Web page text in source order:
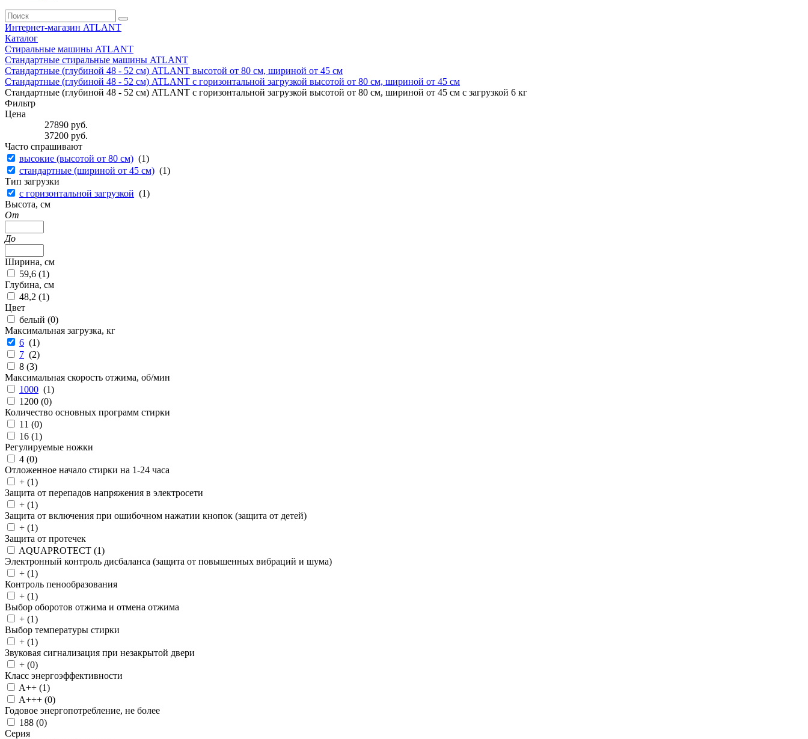
Интернет-магазин ATLANT
Каталог
Стиральные машины ATLANT
Стандартные стиральные машины ATLANT
Стандартные (глубиной 48 - 52 см) ATLANT высотой от 80 см, шириной от 45 см
Стандартные (глубиной 48 - 52 см) ATLANT с горизонтальной загрузкой высотой от 80 см, шириной от 45 см
Стандартные (глубиной 48 - 52 см) ATLANT с горизонтальной загрузкой высотой от 80 см, шириной от 45 см с загрузкой 6 кг
Фильтр
Цена
27890 руб.
37200 руб.
Часто спрашивают
высокие (высотой от 80 см) (1)
стандартные (шириной от 45 см) (1)
Тип загрузки
с горизонтальной загрузкой (1)
Высота, см
От
До
Ширина, см
59,6 (1)
Глубина, см
48,2 (1)
Цвет
белый (0)
Максимальная загрузка, кг
6 (1)
7 (2)
8 (3)
Максимальная скорость отжима, об/мин
1000 (1)
1200 (0)
Количество основных программ стирки
11 (0)
16 (1)
Регулируемые ножки
4 (0)
Отложенное начало стирки на 1-24 часа
+ (1)
Защита от перепадов напряжения в электросети
+ (1)
Защита от включения при ошибочном нажатии кнопок (защита от детей)
+ (1)
Защита от протечек
AQUAPROTECT (1)
Электронный контроль дисбаланса (защита от повышенных вибраций и шума)
+ (1)
Контроль пенообразования
+ (1)
Выбор оборотов отжима и отмена отжима
+ (1)
Выбор температуры стирки
+ (1)
Звуковая сигнализация при незакрытой двери
+ (0)
Класс энергоэффективности
A++ (1)
A+++ (0)
Годовое энергопотребление, не более
188 (0)
Серия